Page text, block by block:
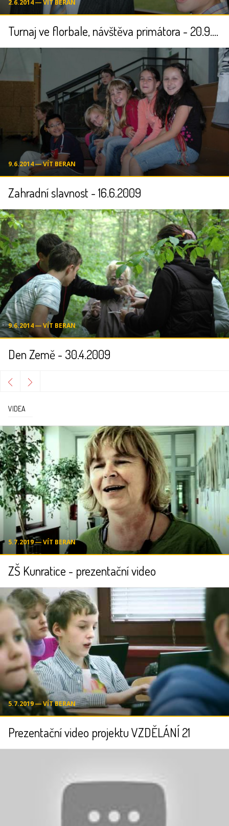
2.6.2014 ― VÍT BERAN
Turnaj ve florbale, návštěva primátora - 20.9.2008
9.6.2014 ― VÍT BERAN
Zahradní slavnost - 16.6.2009
9.6.2014 ― VÍT BERAN
Den Země - 30.4.2009
VIDEA
5.7.2019 ― VÍT BERAN
ZŠ Kunratice - prezentační video
5.7.2019 ― VÍT BERAN
Prezentační video projektu VZDĚLÁNÍ 21